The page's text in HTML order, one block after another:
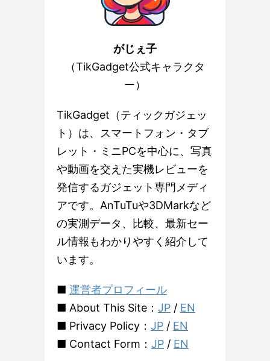
がじぇ子
（TikGadget公式キャラクタ
ー）
TikGadget（ティックガジェッ
ト）は、スマートフォン・タブ
レット・ミニPCを中心に、写真
や動画を交えた実機レビューを
発信するガジェット専門メディ
アです。AnTuTuや3DMarkなど
の実測データ、比較、最新セー
ル情報もわかりやすく紹介して
います。
■ 運営者プロフィール
■ About This Site： JP / EN
■ Privacy Policy： JP / EN
■ Contact Form： JP / EN